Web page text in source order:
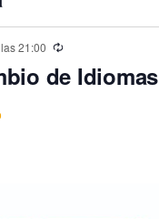
21:00
de Idiomas